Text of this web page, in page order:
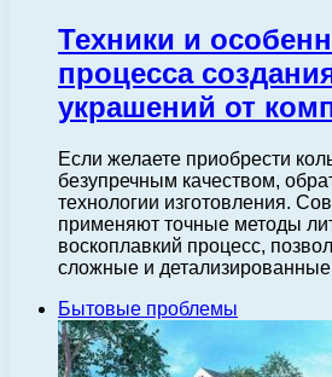
Техники и
процесса
украшений от
Если желаете приобрести
безупречным качеством,
технологии изготовления.
применяют точные методы
воскоплавкий процесс,
сложные и
Бытовые проблемы